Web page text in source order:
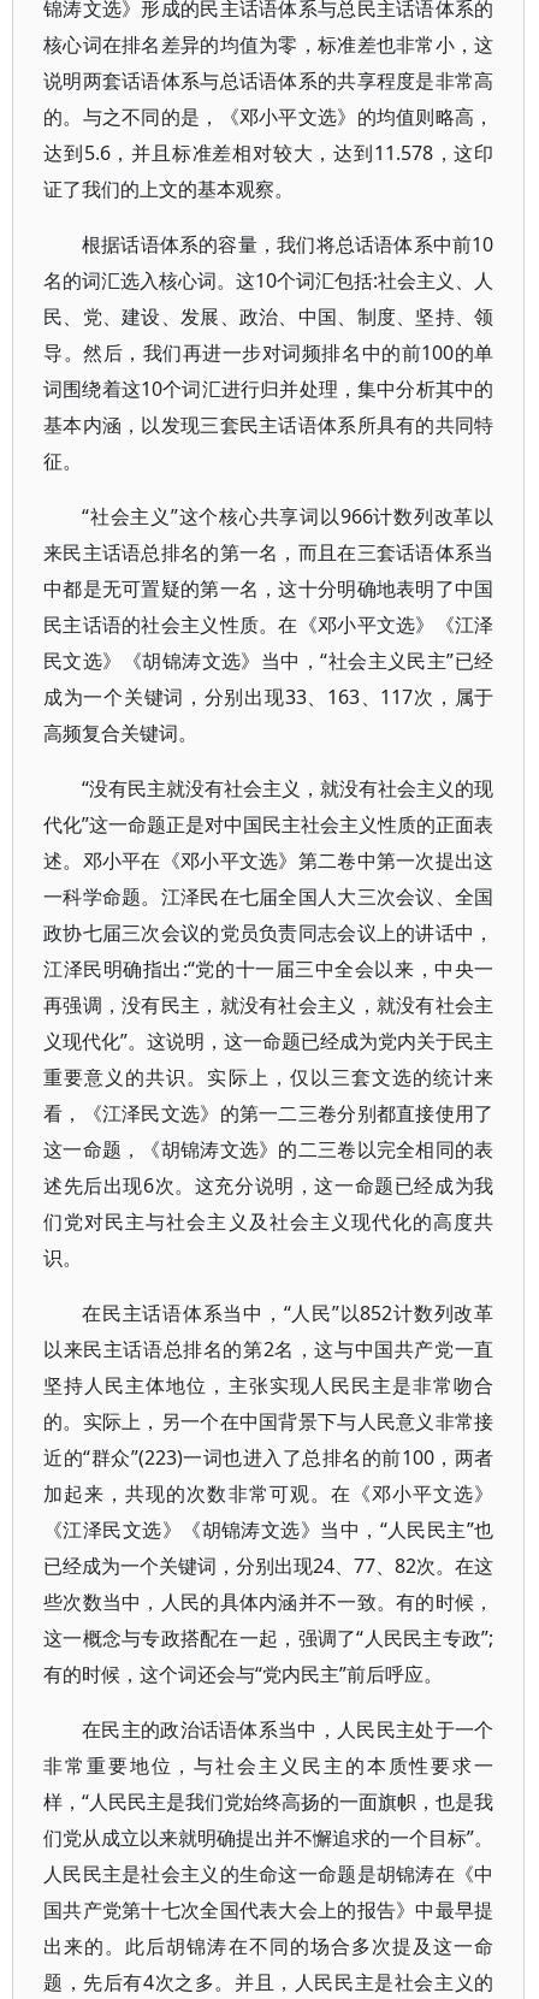
锦涛文选》形成的民主话语体系与总民主话语体系的
核心词在排名差异的均值为零，标准差也非常小，这
说明两套话语体系与总话语体系的共享程度是非常高
的。与之不同的是，《邓小平文选》的均值则略高，
达到5.6，并且标准差相对较大，达到11.578，这印
证了我们的上文的基本观察。
根据话语体系的容量，我们将总话语体系中前10
名的词汇选入核心词。这10个词汇包括:社会主义、人
民、党、建设、发展、政治、中国、制度、坚持、领
导。然后，我们再进一步对词频排名中的前100的单
词围绕着这10个词汇进行归并处理，集中分析其中的
基本内涵，以发现三套民主话语体系所具有的共同特
征。
“社会主义”这个核心共享词以966计数列改革以
来民主话语总排名的第一名，而且在三套话语体系当
中都是无可置疑的第一名，这十分明确地表明了中国
民主话语的社会主义性质。在《邓小平文选》《江泽
民文选》《胡锦涛文选》当中，“社会主义民主”已经
成为一个关键词，分别出现33、163、117次，属于
高频复合关键词。
“没有民主就没有社会主义，就没有社会主义的现
代化”这一命题正是对中国民主社会主义性质的正面表
述。邓小平在《邓小平文选》第二卷中第一次提出这
一科学命题。江泽民在七届全国人大三次会议、全国
政协七届三次会议的党员负责同志会议上的讲话中，
江泽民明确指出:“党的十一届三中全会以来，中央一
再强调，没有民主，就没有社会主义，就没有社会主
义现代化”。这说明，这一命题已经成为党内关于民主
重要意义的共识。实际上，仅以三套文选的统计来
看，《江泽民文选》的第一二三卷分别都直接使用了
这一命题，《胡锦涛文选》的二三卷以完全相同的表
述先后出现6次。这充分说明，这一命题已经成为我
们党对民主与社会主义及社会主义现代化的高度共
识。
在民主话语体系当中，“人民”以852计数列改革
以来民主话语总排名的第2名，这与中国共产党一直
坚持人民主体地位，主张实现人民民主是非常吻合
的。实际上，另一个在中国背景下与人民意义非常接
近的“群众”(223)一词也进入了总排名的前100，两者
加起来，共现的次数非常可观。在《邓小平文选》
《江泽民文选》《胡锦涛文选》当中，“人民民主”也
已经成为一个关键词，分别出现24、77、82次。在这
些次数当中，人民的具体内涵并不一致。有的时候，
这一概念与专政搭配在一起，强调了“人民民主专政”;
有的时候，这个词还会与“党内民主”前后呼应。
在民主的政治话语体系当中，人民民主处于一个
非常重要地位，与社会主义民主的本质性要求一
样，“人民民主是我们党始终高扬的一面旗帜，也是我
们党从成立以来就明确提出并不懈追求的一个目标”。
人民民主是社会主义的生命这一命题是胡锦涛在《中
国共产党第十七次全国代表大会上的报告》中最早提
出来的。此后胡锦涛在不同的场合多次提及这一命
题，先后有4次之多。并且，人民民主是社会主义的